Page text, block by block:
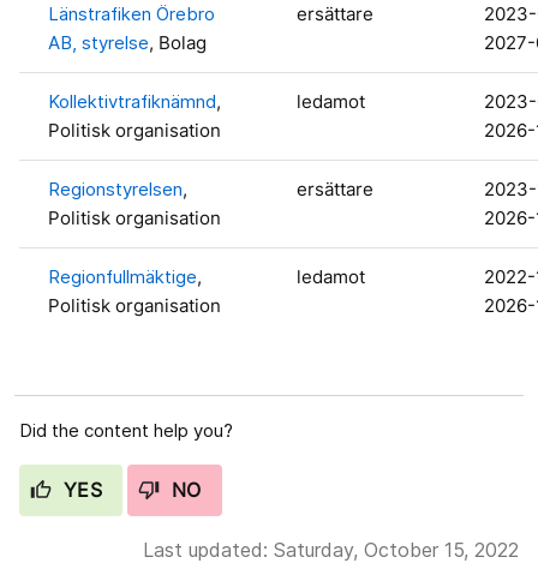
Länstrafiken Örebro
AB, styrelse, Bolag
ersättare
Kollektivtrafiknämnd,
Politisk organisation
ledamot
2026-
Regionstyrelsen,
Politisk organisation
ersättare
2026-
Regionfullmäktige,
Politisk organisation
ledamot
2026-
Did the content help you?
YES NO
Last updated: Saturday, October 15, 2022